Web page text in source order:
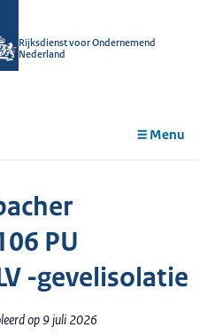
Rijksdienst voor Ondernemend
Nederland
Menu
PU
-gevelisolatie
op 9 juli 2026